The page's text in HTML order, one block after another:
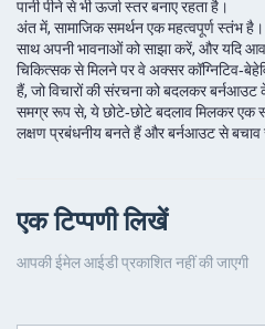
पानी पीने से भी ऊर्जा स्तर बनाए रहता है।
अंत में, सामाजिक समर्थन एक महत्वपूर्ण स्तंभ
साथ अपनी भावनाओं को साझा करें, और यदि
चिकित्सक से मिलने पर वे अक्सर
हैं, जो विचारों की संरचना को बदलकर
समग्र रूप से, ये छोटे‑छोटे बदलाव मिलकर एक
लक्षण प्रबंधनीय बनते हैं और बर्नआउट से बचाव
एक टिप्पणी लिखें
आपकी ईमेल आईडी प्रकाशित नहीं की जाएगी